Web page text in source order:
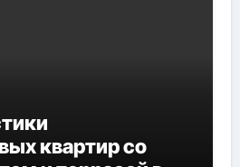
квартир со